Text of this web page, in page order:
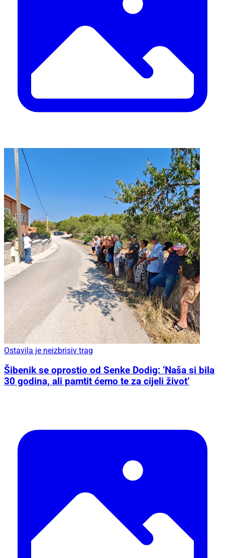
Ostavila je neizbrisiv trag
Šibenik se oprostio od Senke Dodig: ‘Naša si bila
30 godina, ali pamtit ćemo te za cijeli život’